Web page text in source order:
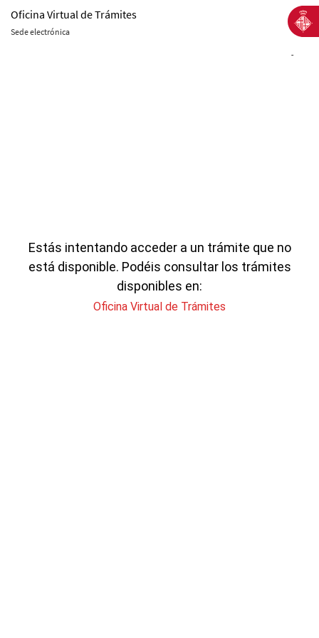
Oficina Virtual de Trámites
Sede electrónica
-
Estás intentando acceder a un trámite que no
está disponible. Podéis consultar los trámites
disponibles en:
Oficina Virtual de Trámites